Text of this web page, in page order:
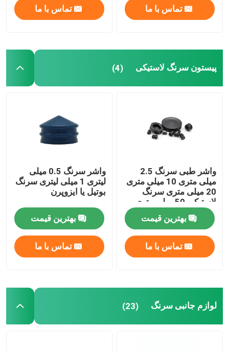
کارخانه تور
تماس با ما
لاستیک سیلیکونی پزشکی
درپوش لاستیکی پزشکی
پیستون سرنگ لاستیکی
لوازم جانبی سرنگ
تماس با ما تماس با ما
پیستون سرنگ لاستیکی (4)
واشر طبی سرنگ 2.5
میلی متری 10 میلی متری
20 میلی متری سرنگ
لاستیکی 50 میلی متری
بوتیل
بهترین قیمت
تماس با ما
واشر سرنگ 0.5 میلی
لیتری 1 میلی لیتری سرنگ
بوتیل یا ایزوپرن
بهترین قیمت
تماس با ما
لوازم جانبی سرنگ (23)